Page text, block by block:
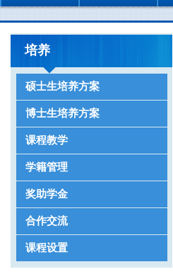
培养
硕士生培养方案
博士生培养方案
课程教学
学籍管理
奖助学金
合作交流
课程设置